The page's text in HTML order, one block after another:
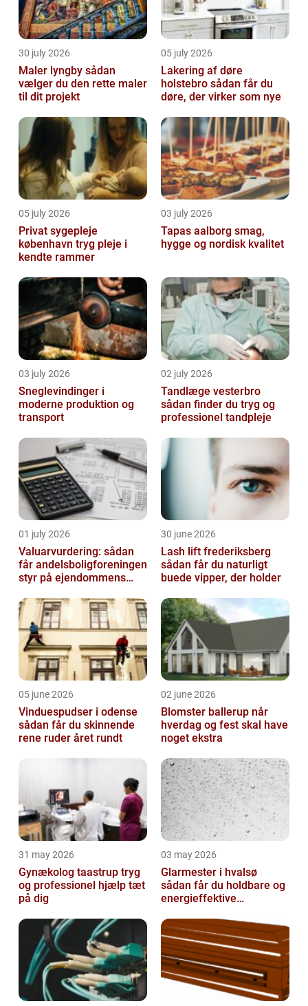
30 july 2026
Maler lyngby sådan
vælger du den rette maler
til dit projekt
05 july 2026
Lakering af døre
holstebro sådan får du
døre, der virker som nye
05 july 2026
Privat sygepleje
københavn tryg pleje i
kendte rammer
03 july 2026
Tapas aalborg smag,
hygge og nordisk kvalitet
03 july 2026
Sneglevindinger i
moderne produktion og
transport
02 july 2026
Tandlæge vesterbro
sådan finder du tryg og
professionel tandpleje
01 july 2026
Valuarvurdering: sådan
får andelsboligforeningen
styr på ejendommens
30 june 2026
Lash lift frederiksberg
sådan får du naturligt
buede vipper, der holder
05 june 2026
Vinduespudser i odense
sådan får du skinnende
rene ruder året rundt
02 june 2026
Blomster ballerup når
hverdag og fest skal have
noget ekstra
31 may 2026
Gynækolog taastrup tryg
og professionel hjælp tæt
på dig
03 may 2026
Glarmester i hvalsø
sådan får du holdbare og
energieffektive